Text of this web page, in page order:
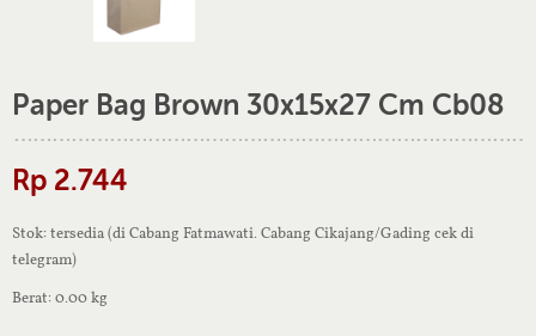
Paper Bag Brown 30x15x27 Cm Cb08
Rp 2.744
Stok: tersedia (di Cabang Fatmawati. Cabang Cikajang/Gading cek di
telegram)
Berat: 0.00 kg